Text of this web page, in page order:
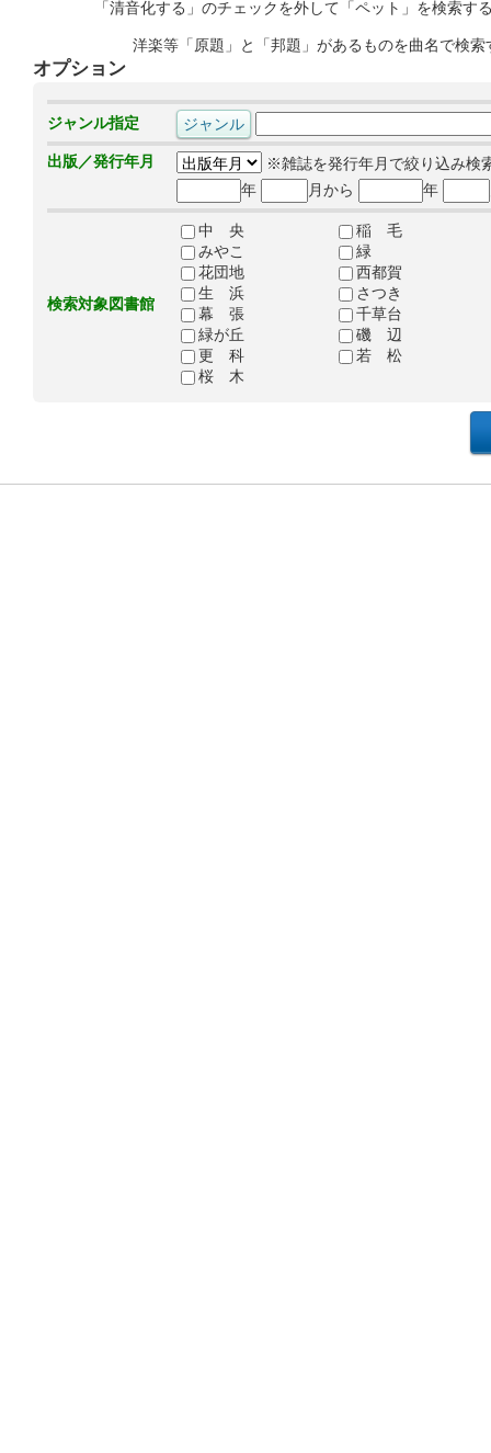
「清音化する」のチェックを外して「ペット」を検索
洋楽等「原題」と「邦題」があるものを曲名で検
オプション
ジャンル指定
出版／発行年月
※雑誌を発行年月で絞り込み検
年
月から 年
検索対象図書館
中 央
稲 毛
みやこ
緑
花団地
西都賀
生 浜
さつき
幕 張
千草台
緑が丘
磯 辺
更 科
若 松
桜 木